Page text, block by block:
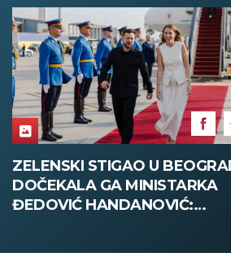
STIGAO U BEOGRAD,
GA MINISTARKA
HANDANOVIĆ: